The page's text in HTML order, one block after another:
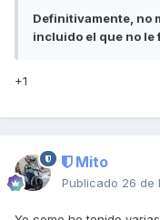
Definitivamente, no
incluido el que no le
+1
Mito
Publicado 26 de